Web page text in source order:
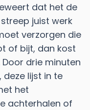
dat het de
juist werk
verzorgen die
of bijt, dan kost
drie minuten
deze lijst in te
het
achterhalen of